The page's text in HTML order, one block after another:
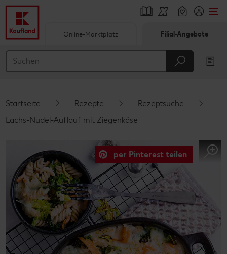
Hauptinhalt
Schwebender Seitenbereich
Online-Marktplatz Filial-Angebote
Startseite Rezepte
Rezeptsuche
Lachs-Nudel-Auflauf mit Ziegenkäse
per Pinterest teilen